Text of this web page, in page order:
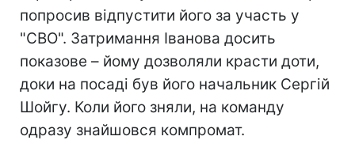
попросив відпустити його за участь у
"СВО". Затримання Іванова досить
показове – йому дозволяли красти доти,
доки на посаді був його начальник Сергій
Шойгу. Коли його зняли, на команду
одразу знайшовся компромат.